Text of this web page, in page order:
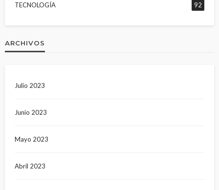
TECNOLOGÍA 92
ARCHIVOS
Julio 2023
Junio 2023
Mayo 2023
Abril 2023